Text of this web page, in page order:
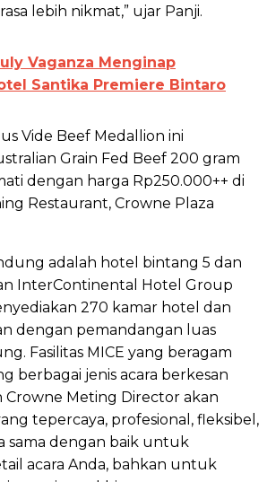
lebih nikmat,” ujar Panji.
Vaganza Menginap
Santika Premiere Bintaro
Vide Beef Medallion ini
Grain Fed Beef 200 gram
dengan harga Rp250.000++ di
Restaurant, Crowne Plaza
adalah hotel bintang 5 dan
InterContinental Hotel Group
270 kamar hotel dan
dengan pemandangan luas
Fasilitas MICE yang beragam
berbagai jenis acara berkesan
Crowne Meting Director akan
tepercaya, profesional, fleksibel,
sama dengan baik untuk
acara Anda, bahkan untuk